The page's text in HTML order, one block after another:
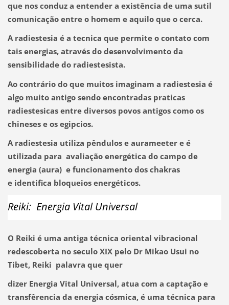
que nos conduz a entender a existência de uma sutil
comunicação entre o homem e aquilo que o cerca.
A radiestesia é a tecnica que permite o contato com
tais energias, através do desenvolvimento da
sensibilidade do radiestesista.
Ao contrário do que muitos imaginam a radiestesia é
algo muito antigo sendo encontradas praticas
radiestesicas entre diversos povos antigos como os
chineses e os egipcios.
A radiestesia utiliza pêndulos e aurameeter e é
utilizada para avaliação energética do campo de
energia (aura) e funcionamento dos chakras
e identifica bloqueios energéticos.
Reiki: Energia Vital Universal
O Reiki é uma antiga técnica oriental vibracional
redescoberta no seculo XIX pelo Dr Mikao Usui no
Tibet, Reiki palavra que quer
dizer Energia Vital Universal, atua com a captação e
transfêrencia da energia cósmica, é uma técnica para